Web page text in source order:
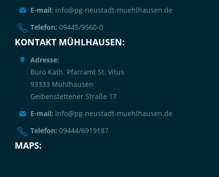
E-mail: info@pg-neustadt-muehlhausen.de
Telefon: 09445/9560-0
KONTAKT MÜHLHAUSEN:
Adresse:
Büro Kath. Pfarramt St. Vitus
93333 Mühlhausen
Geibenstettener Straße 17
E-mail: info@pg-neustadt-muehlhausen.de
Telefon: 09444/6919187
MAPS: